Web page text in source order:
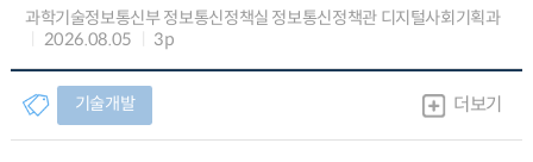
과학기술정보통신부 정보통신정책실 정보통신정책관 디지털사회기획과
2026.08.05
3p
기술개발 더보기